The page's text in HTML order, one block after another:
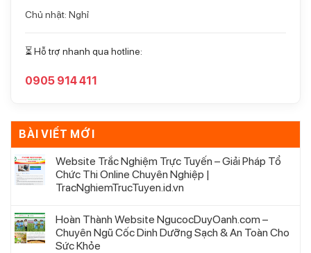
Chủ nhật: Nghỉ
⏳ Hỗ trợ nhanh qua hotline:
0905 914 411
BÀI VIẾT MỚI
Website Trắc Nghiệm Trực Tuyến – Giải Pháp Tổ
Chức Thi Online Chuyên Nghiệp |
TracNghiemTrucTuyen.id.vn
Hoàn Thành Website NgucocDuyOanh.com –
Chuyên Ngũ Cốc Dinh Dưỡng Sạch & An Toàn Cho
Sức Khỏe